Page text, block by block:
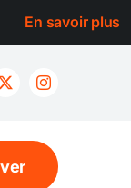
! Toutes les
En savoir plus